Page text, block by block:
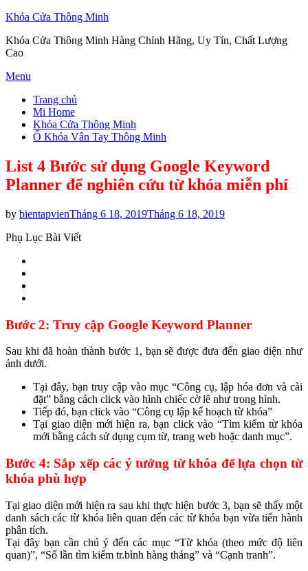
Khóa Cửa Thông Minh
Khóa Cửa Thông Minh Hàng Chính Hãng, Uy Tín, Chất Lượng
Cao
Skip
content
Menu
Trang chủ
Mi Home
Khóa Cửa Thông Minh
Ổ Khóa Vân Tay Thông Minh
List 4 Bước sử dụng Google Keyword
Planner để nghiên cứu từ khóa miễn phí
by bientapvienPosted
Tháng 6 18, 2019Tháng 6 18, 2019
Phụ Lục Bài Viết
Bước 2: Truy cập Google Keyword Planner
Sau khi đã hoàn thành bước 1, bạn sẽ được đưa đến giao diện như
ảnh dưới.
Tại đây, bạn truy cập vào mục “Công cụ, lập hóa đơn và cài
đặt” bằng cách click vào hình chiếc cờ lê như trong hình.
Tiếp đó, bạn click vào “Công cụ lập kế hoạch từ khóa”
Tại giao diện mới hiện ra, bạn click vào “Tìm kiếm từ khóa
mới bằng cách sử dụng cụm từ, trang web hoặc danh mục”.
Bước 4: Sắp xếp các ý tưởng từ khóa để lựa chọn từ
khóa phù hợp
Tại giao diện mới hiện ra sau khi thực hiện bước 3, bạn sẽ thấy một
danh sách các từ khóa liên quan đến các từ khóa bạn vừa tiến hành
phân tích.
Tại đây bạn cần chú ý đến các mục “Từ khóa (theo mức độ liên
quan)”, “Số lần tìm kiếm tr.bình hàng tháng” và “Cạnh tranh”.